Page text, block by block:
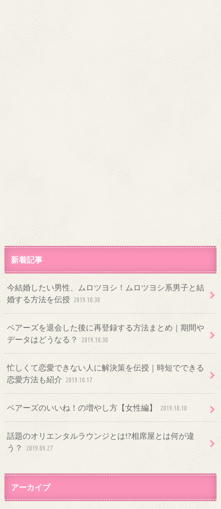
新着記事
今結婚したい男性、ムロツヨシ！ムロツヨシ系男子と結
婚する方法を伝授 2019.10.30
ペアーズを退会した後に再登録する方法まとめ｜期間や
データはどうなる？
2019.10.30
忙しくて恋愛できない人に解決策を伝授｜時短でできる
恋愛方法も紹介 2019.10.17
ペアーズのいいね！の増やし方【女性編】 2019.10.10
話題のオリエンタルラウンジとは!?相席屋とは何が違
う？
2019.09.27
アーカイブ